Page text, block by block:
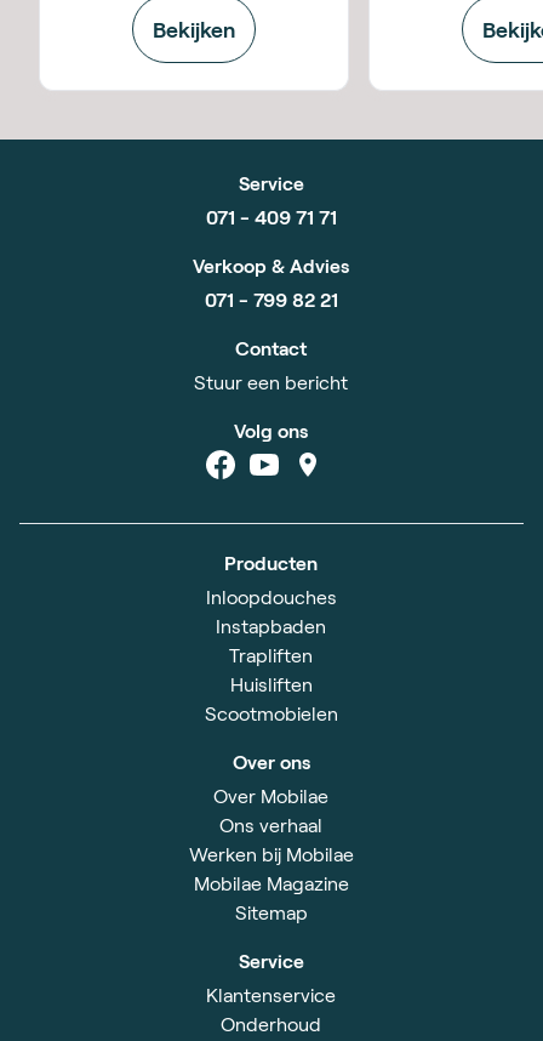
Bekijken
Service
071 - 409 71 71
Verkoop & Advies
071 - 799 82 21
Contact
Stuur een bericht
Volg ons
Producten
Inloopdouches
Instapbaden
Trapliften
Huisliften
Scootmobielen
Over ons
Over Mobilae
Ons verhaal
Werken bij Mobilae
Mobilae Magazine
Sitemap
Service
Klantenservice
Onderhoud